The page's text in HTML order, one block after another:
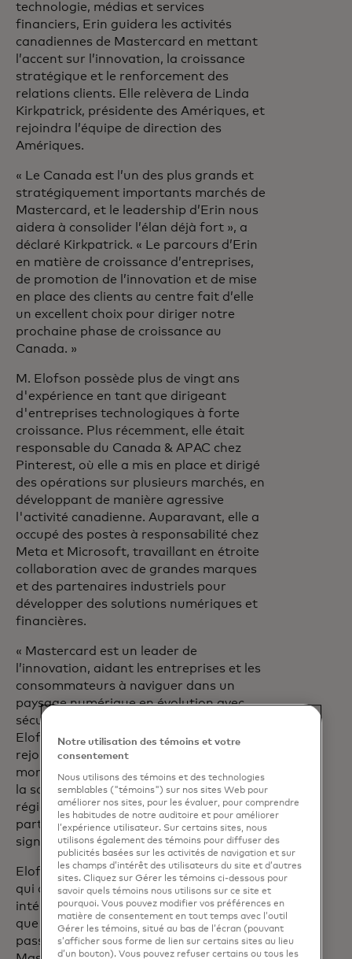
technologie, médias et services
financiers, Erin guidera les activités
canadiennes de Mastercard en mettant
l’accent sur l’innovation, la croissance
stratégique et le renforcement des
relations clients. Elle relèvera de Linda
Kirkpatrick, présidente des Amériques, et
rejoindra l’équipe de direction des
Amériques.
« Le Canada est l’un des plus grands et
stratégiquement importants marchés de
Mastercard, et le leadership d’Erin nous
aidera à consolider l’élan déjà fort », a
déclaré Kirkpatrick. « Le parcours d’Erin
en matière de croissance d’entreprises,
de promotion de l’innovation et de mise
en place des clients au centre fait d’elle
un excellent choix pour diriger notre
prochaine phase de croissance au
Canada. »
M. Elofson possède plus de vingt ans
d'expérience en tant que dirigeant
d'entreprises technologiques à forte
croissance. Plus récemment, elle était
responsable du Canada & APAC chez
Pinterest, où elle a mis en place et dirigé
des opérations sur plusieurs marchés, en
développant de manière agressive
l'activité canadienne. Auparavant, elle a
occupé des postes à responsabilité chez
Meta et Microsoft, travaillant en étroite
collaboration avec de grandes marques
et des partenaires industriels pour
développer des solutions numériques et
financières.
« Mastercard est un leader de
l’innovation, aidant les entreprises et les
consommateurs à naviguer dans un
paysage numérique en évolution avec
sécurité, confiance et aisance », a déclaré
Elofson. « Je suis enthousiaste à l’idée de
rejoindre cette équipe talentueuse à un
moment aussi crucial, en s’appuyant sur
la solide base de l’entreprise dans la
région et en travaillant aux côtés de nos
partenaires pour générer un impact
significatif. »
Elofson succède à Balinder Ahluwalia,
qui a occupé le poste de président
intérimaire de la division Canada, depuis
que son prédécesseur Sasha Krstic est
passé à diriger l’intégration de
Notre utilisation des témoins et votre
consentement
Nous utilisons des témoins et des technologies
semblables ("témoins") sur nos sites Web pour
améliorer nos sites, pour les évaluer, pour comprendre
les habitudes de notre auditoire et pour améliorer
l’expérience utilisateur. Sur certains sites, nous
utilisons également des témoins pour diffuser des
publicités basées sur les activités de navigation et sur
les champs d’intérêt des utilisateurs du site et d’autres
sites. Cliquez sur Gérer les témoins ci-dessous pour
savoir quels témoins nous utilisons sur ce site et
pourquoi. Vous pouvez modifier vos préférences en
matière de consentement en tout temps avec l’outil
Gérer les témoins, situé au bas de l’écran (pouvant
s’afficher sous forme de lien sur certains sites au lieu
d’un bouton). Vous pouvez refuser certains ou tous les